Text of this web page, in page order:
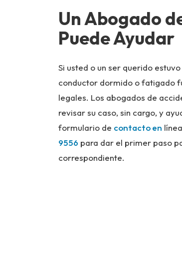
Un Abogado
Puede Ayudar
Si usted o un ser querido
conductor dormido o fatigado
legales. Los abogados de
revisar su caso, sin cargo, y
formulario de contacto en
9556 para dar el primer paso
correspondiente.